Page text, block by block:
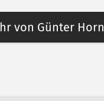
von Günter Horn